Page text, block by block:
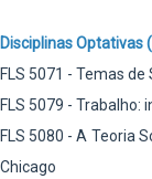
Disciplinas Optativas
FLS 5071 - Temas
FLS 5079 -
FLS 5080 - A Teoria
Chicago